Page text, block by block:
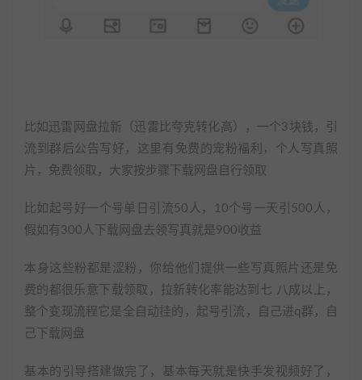
比如迅雷网盘拉新（迅雷比夸克转化高），一个3块钱，引
流到群后公告写好，这里有免费的宠粉福利，个人写真照
片，免费领取，大家按步骤下载网盘自行领取
比如起号好一个号单日引流50人，10个号一天引500人，
假如有300人下载网盘去领写真就是900收益
本身这些粉都是涩粉，你给他们提供一些写真照片还是免
费的都很乐意下载领取，拉新转化率能达到七 八成以上，
整个变现流程它是全自动挂的，起号引流，自己进q群，自
己下载网盘
基本的引导搭建做完了，基本每天就是快手发视频好了，